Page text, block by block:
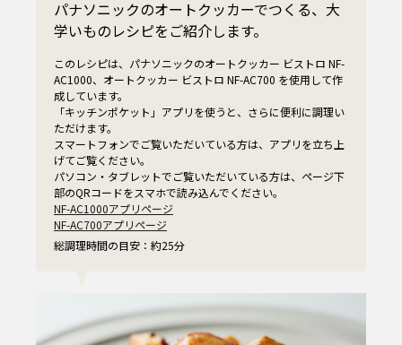
パナソニックのオートクッカーでつくる、大
学いものレシピをご紹介します。
このレシピは、パナソニックのオートクッカー ビストロ NF-
AC1000、オートクッカー ビストロ NF-AC700 を使用して作
成しています。
「キッチンポケット」アプリを使うと、さらに便利に調理い
ただけます。
スマートフォンでご覧いただいている方は、アプリを立ち上
げてご覧ください。
パソコン・タブレットでご覧いただいている方は、ページ下
部のQRコードをスマホで読み込んでください。
NF-AC1000アプリページ
NF-AC700アプリページ
総調理時間の目安：約25分